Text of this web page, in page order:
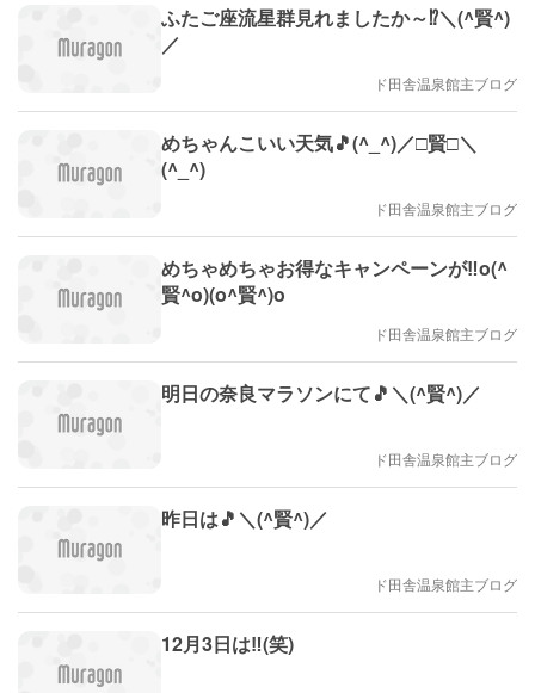
ふたご座流星群見れましたか～⁉️＼(^賢^)
／
ド田舎温泉館主ブログ
めちゃんこいい天気🎵(^_^)／□賢□＼
(^_^)
ド田舎温泉館主ブログ
めちゃめちゃお得なキャンペーンが‼️o(^
賢^o)(o^賢^)o
ド田舎温泉館主ブログ
明日の奈良マラソンにて🎵＼(^賢^)／
ド田舎温泉館主ブログ
昨日は🎵＼(^賢^)／
ド田舎温泉館主ブログ
12月3日は‼️(笑)